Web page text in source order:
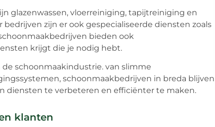
glazenwassen, vloerreiniging, tapijtreiniging en
zijn er ook gespecialiseerde diensten zoals
bieden ook
krijgt die je nodig hebt.
schoonmaakindustrie. van slimme
schoonmaakbedrijven in breda blijven
diensten te verbeteren en efficiënter te maken.
klanten